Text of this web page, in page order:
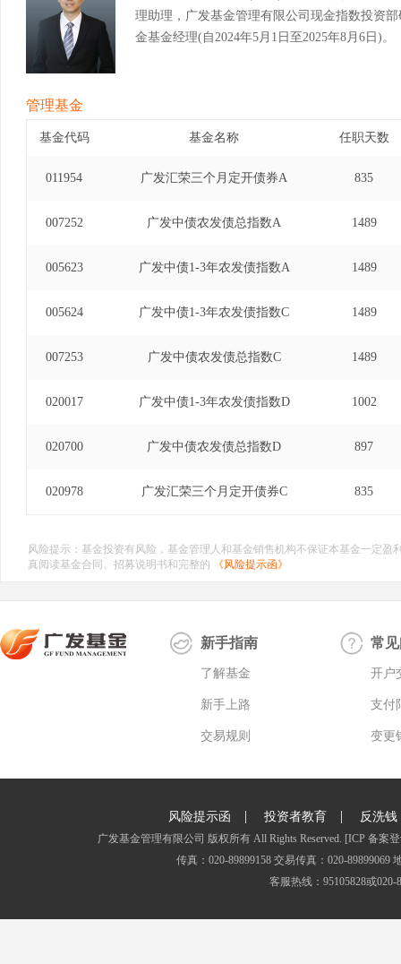
理助理，广发基金管理有限公司现金指数投资
金基金经理(自2024年5月1日至2025年8月6日)。
管理基金
基金代码 基金名称 任职天数
011954 广发汇荣三个月定开债券A 835
007252 广发中债农发债总指数A 1489
005623 广发中债1-3年农发债指数A 1489
005624 广发中债1-3年农发债指数C 1489
007253 广发中债农发债总指数C 1489
020017 广发中债1-3年农发债指数D 1002
020700 广发中债农发债总指数D 897
020978 广发汇荣三个月定开债券C 835
风险提示：基金投资有风险，基金管理人和基金销售机构不保证本基金一定
真阅读基金合同、招募说明书和完整的
《风险提示函》
新手指南
了解基金
新手上路
交易规则
常
开户
支付
变更
风险提示函 | 投资者教育 | 反洗钱
广发基金管理有限公司 版权所有 All Rights Reserved. [ICP 备案
传真：020-89899158 交易传真：020-
客服热线：95105828或020-